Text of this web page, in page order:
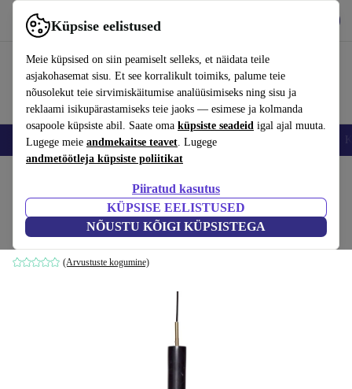
Küpsise eelistused
Meie küpsised on siin peamiselt selleks, et näidata teile
asjakohasemat sisu. Et see korralikult toimiks, palume teie
nõusolekut teie sirvimiskäitumise analüüsimiseks ning sisu ja
reklaami isikupärastamiseks teie jaoks — esimese ja kolmanda
osapoole küpsiste abil. Saate oma küpsiste seadeid igal ajal muuta.
Lugege meie andmekaitse teavet. Lugege
andmetöötleja küpsiste poliitikat
Piiratud kasutus
KÜPSISE EELISTUSED
NÕUSTU KÕIGI KÜPSISTEGA
Kasuta rakendust refurbed kiirelt ja lihtsalt
Nutitelefoni Sülearvutid Tahvelarvutid Nutikellad
Elegant rippvalgusti must
must
(Arvustuste kogumine)